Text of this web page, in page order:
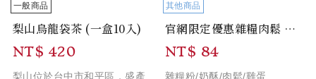
一般商品
梨山烏龍袋茶 (一盒10入)
梨山位於台中市和平區，盛產
NT$ 420
其他商品
官網限定優惠雜糧肉鬆 Multigrain Floss Bread
雜糧粉/奶酥/肉鬆/雞蛋
NT$ 84